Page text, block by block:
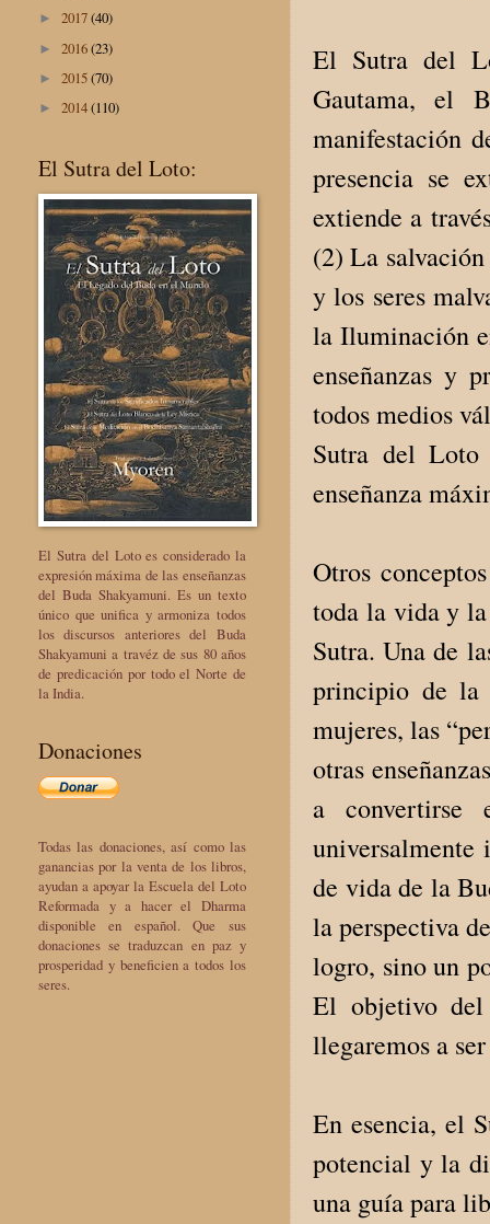
El Sutra del
Gautama, el
manifestación
presencia se
extiende a
(2) La
y los seres
la Iluminación
enseñanzas y
todos medios
Sutra del Loto
enseñanza
Otros
toda la vida y
Sutra. Una de
principio de la
mujeres, las
otras
a convertirse
universalmente
de vida de la
la perspectiva
logro, sino un
El objetivo del
llegaremos a
En esencia, el
potencial y la
una guía para
► 2017(40)
► 2016(23)
► 2015(70)
► 2014(110)
El Sutra del Loto:
El Sutra del Loto es considerado la
expresión máxima de las enseñanzas
del Buda Shakyamuni. Es un texto
único que unifica y armoniza todos
los discursos anteriores del Buda
Shakyamuni a travéz de sus 80 años
de predicación por todo el Norte de
la India.
Donaciones
Todas las donaciones, así como las
ganancias por la venta de los libros,
ayudan a apoyar la Escuela del Loto
Reformada y a hacer el Dharma
disponible en español. Que sus
donaciones se traduzcan en paz y
prosperidad y beneficien a todos los
seres.